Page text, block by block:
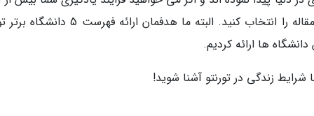
که تصور می کنید، باشد؛ یکی از دانشگاه ها این مقاله را انتخاب کنید. البته ما هدفمان
ها ارائه کردیم.
زندگی در تورنتو آشنا شوید!